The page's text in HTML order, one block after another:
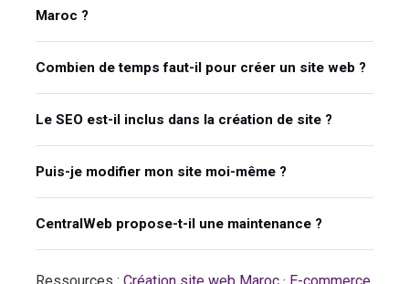
Maroc ?
Combien de temps faut-il pour créer un site web ?
Le SEO est-il inclus dans la création de site ?
Puis-je modifier mon site moi-même ?
CentralWeb propose-t-il une maintenance ?